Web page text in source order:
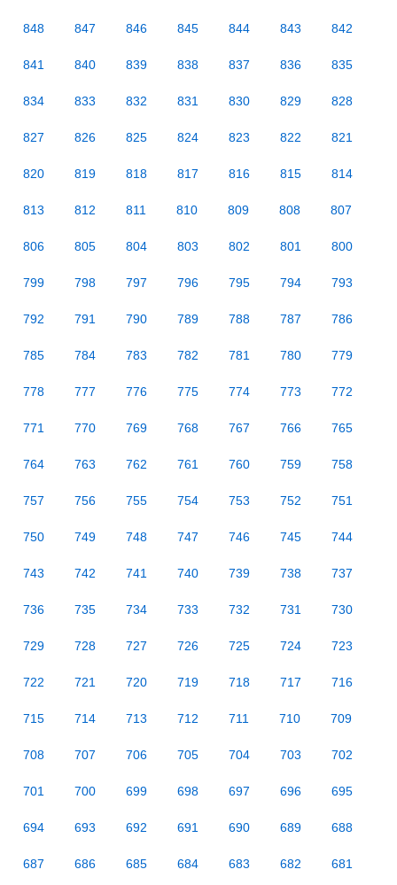
848 847 846 845 844 843 842
841 840 839 838 837 836 835
834 833 832 831 830 829 828
827 826 825 824 823 822 821
820 819 818 817 816 815 814
813 812 811 810 809 808 807
806 805 804 803 802 801 800
799 798 797 796 795 794 793
792 791 790 789 788 787 786
785 784 783 782 781 780 779
778 777 776 775 774 773 772
771 770 769 768 767 766 765
764 763 762 761 760 759 758
757 756 755 754 753 752 751
750 749 748 747 746 745 744
743 742 741 740 739 738 737
736 735 734 733 732 731 730
729 728 727 726 725 724 723
722 721 720 719 718 717 716
715 714 713 712 711 710 709
708 707 706 705 704 703 702
701 700 699 698 697 696 695
694 693 692 691 690 689 688
687 686 685 684 683 682 681